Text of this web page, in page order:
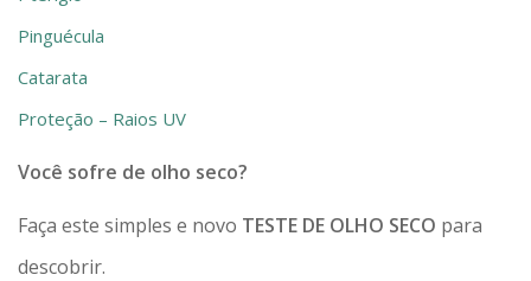
Pinguécula
Catarata
Proteção – Raios UV
Você sofre de olho seco?
Faça este simples e novo TESTE DE OLHO SECO para
descobrir.